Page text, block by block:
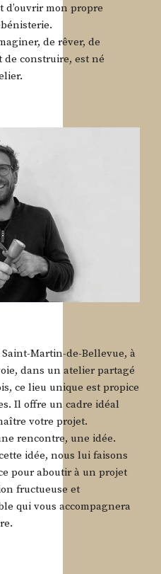
d’ouvrir mon propre
de rêver, de
de construire, est né
Martin-de-Bellevue, à
dans un atelier partagé
ce lieu unique est propice
Il offre un cadre idéal
votre projet.
rencontre, une idée.
idée, nous lui faisons
pour aboutir à un projet
fructueuse et
qui vous accompagnera